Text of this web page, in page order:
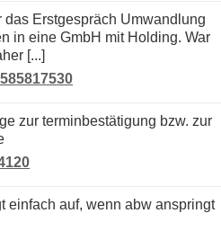
in eine GmbH mit Holding. War
[...]